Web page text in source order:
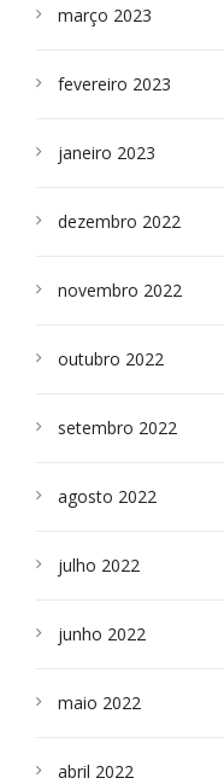
março 2023
fevereiro 2023
janeiro 2023
dezembro 2022
novembro 2022
outubro 2022
setembro 2022
agosto 2022
julho 2022
junho 2022
maio 2022
abril 2022